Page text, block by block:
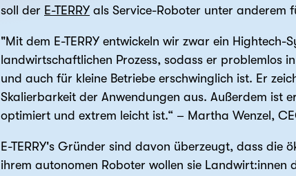
soll der E-TERRY als Service-Roboter unter anderem
"Mit dem E-TERRY entwickeln wir zwar ein
landwirtschaftlichen Prozess, sodass er problemlos
und auch für kleine Betriebe erschwinglich ist. Er
Skalierbarkeit der Anwendungen aus. Außerdem ist
optimiert und extrem leicht ist.“ – Martha Wenzel,
E-TERRY's Gründer sind davon überzeugt, dass
ihrem autonomen Roboter wollen sie